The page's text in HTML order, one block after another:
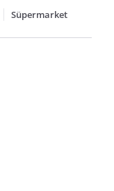
Süpermarket